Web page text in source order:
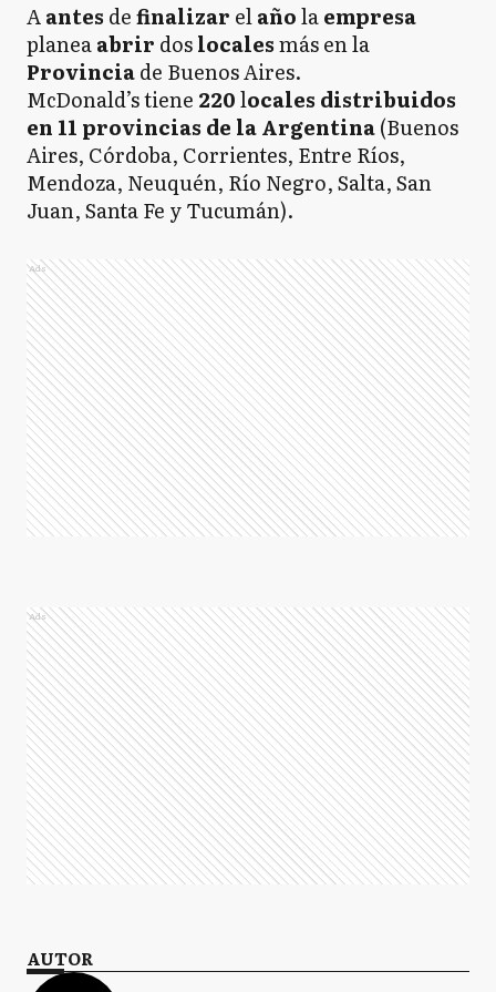
Aantes definalizar elañolaempresa
planeaabrir doslocalesmás en la
Provinciade Buenos Aires.
McDonald’s tiene 220locales distribuidos
en 11 provincias de la Argentina(Buenos
Aires, Córdoba, Corrientes, Entre Ríos,
Mendoza, Neuquén, Río Negro, Salta, San
Juan, Santa Fe y Tucumán).
Ads
Ads
AUTOR